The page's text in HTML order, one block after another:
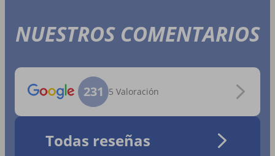
NUESTROS COMENTARIOS
231 5 Valoración
Todas reseñas